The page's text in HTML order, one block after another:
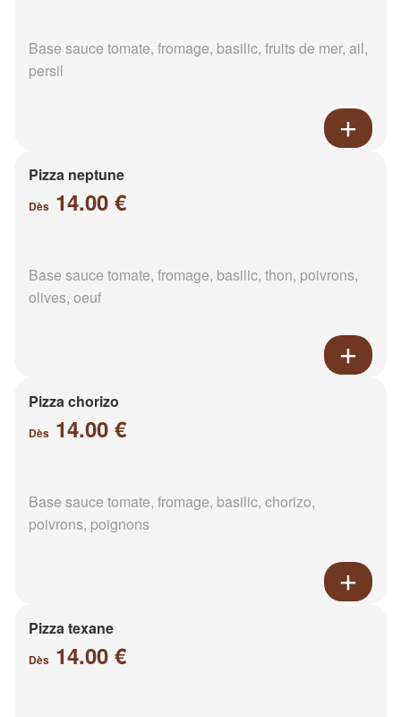
Base sauce tomate, fromage, basilic, fruits de mer, ail,
persil
Pizza neptune
Dès 14.00 €
Base sauce tomate, fromage, basilic, thon, poivrons,
olives, oeuf
Pizza chorizo
Dès 14.00 €
Base sauce tomate, fromage, basilic, chorizo,
poivrons, poignons
Pizza texane
Dès 14.00 €